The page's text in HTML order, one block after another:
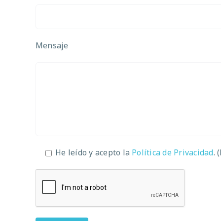
Mensaje
He leído y acepto la Política de Privacidad.